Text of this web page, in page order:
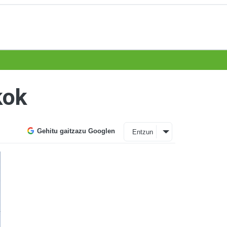
Gehitu gaitzazu Googlen Entzun